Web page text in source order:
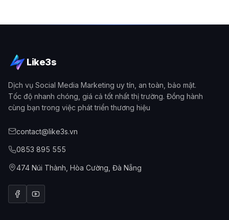
Like3s
Dịch vụ Social Media Marketing uy tín, an toàn, bảo mật.
Tốc độ nhanh chóng, giá cả tốt nhất thị trường. Đồng hành
cùng bạn trong việc phát triển thương hiệu
contact@like3s.vn
0853 895 555
474 Núi Thành, Hòa Cường, Đà Nẵng